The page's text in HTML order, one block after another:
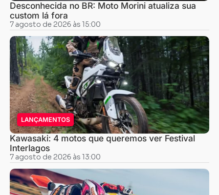
Desconhecida no BR: Moto Morini atualiza sua
custom lá fora
7 agosto de 2026 às 15:00
LANÇAMENTOS
Kawasaki: 4 motos que queremos ver Festival
Interlagos
7 agosto de 2026 às 13:00